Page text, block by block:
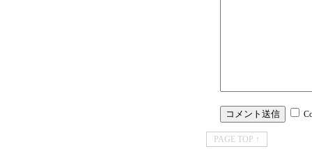
PAGE TOP ↑